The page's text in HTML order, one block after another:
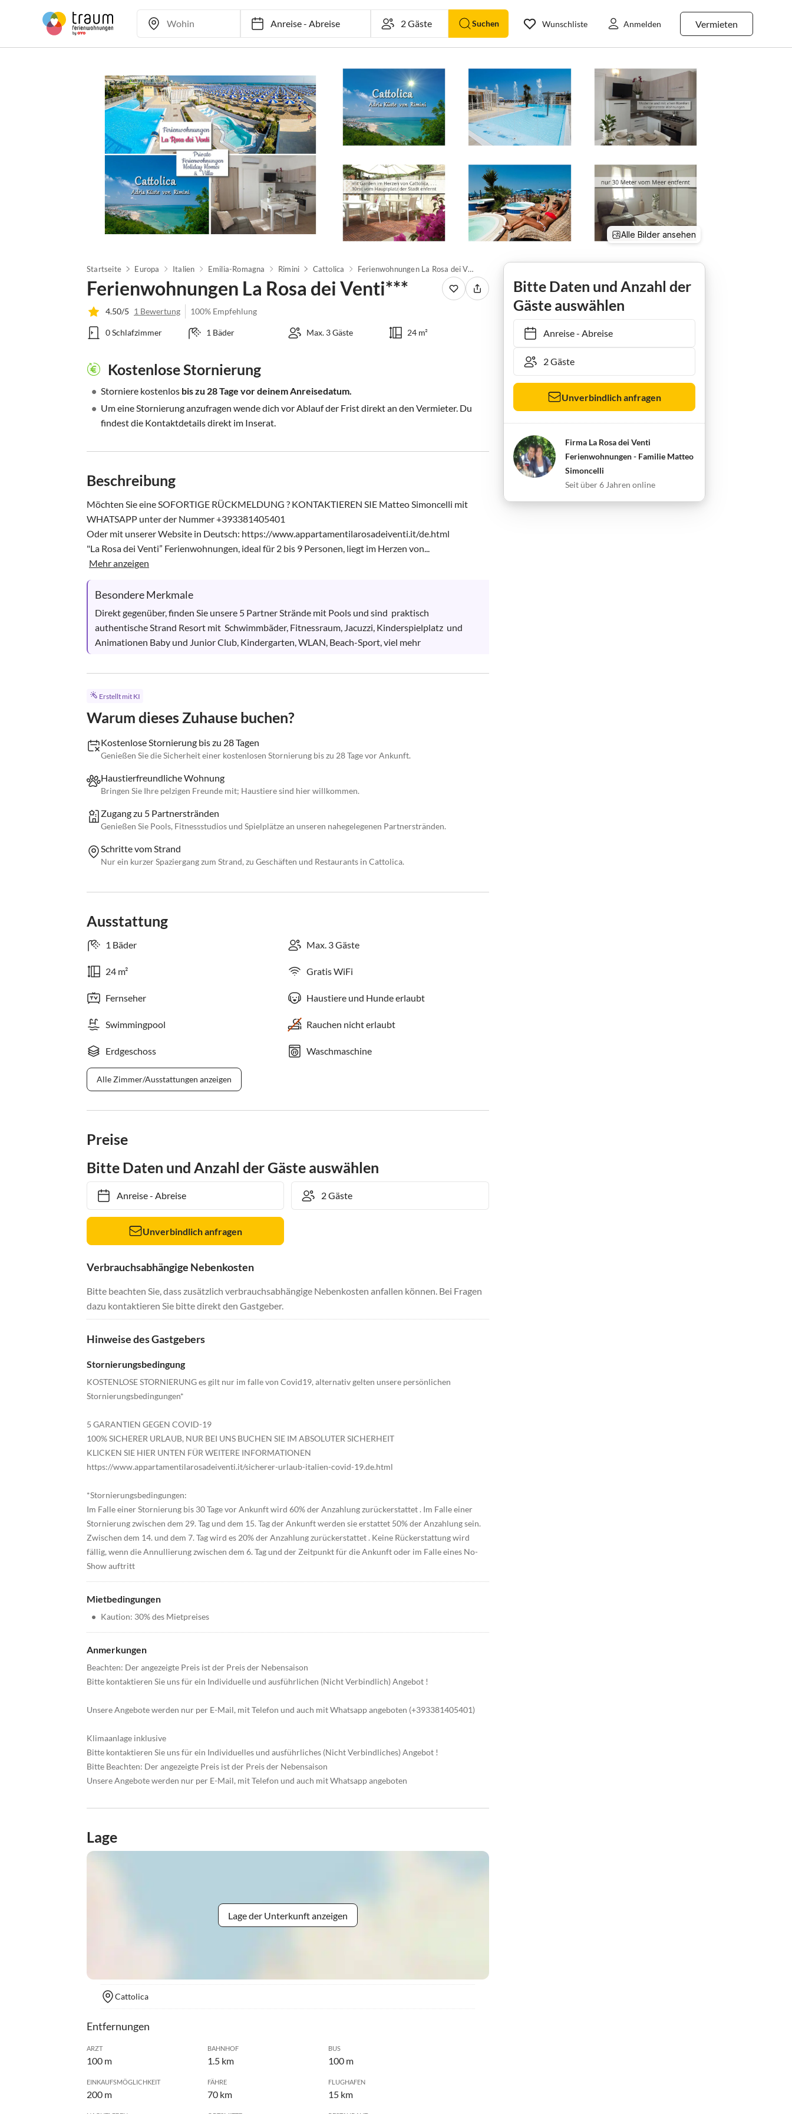
Anreise-Abreise Suchen Vermieten
Wunschliste Anmelden
Alle Bilder ansehen
Startseite Europa Italien Emilia-Romagna Rimini Cattolica Ferienwohnungen La Rosa dei Venti***
Ferienwohnungen La Rosa dei Venti***
4.50/5 1 Bewertung 100% Empfehlung
0 Schlafzimmer 1 Bäder Max. 3 Gäste 24 m²
Kostenlose Stornierung
• Storniere kostenlos bis zu 28 Tage vor deinem Anreisedatum.
• Um eine Stornierung anzufragen wende dich vor Ablauf der Frist direkt an den Vermieter. Du
findest die Kontaktdetails direkt im Inserat.
Beschreibung
Möchten Sie eine SOFORTIGE RÜCKMELDUNG ? KONTAKTIEREN SIE Matteo Simoncelli mit
WHATSAPP unter der Nummer +393381405401
Oder mit unserer Website in Deutsch: https://www.appartamentilarosadeiventi.it/de.html
"La Rosa dei Venti” Ferienwohnungen, ideal für 2 bis 9 Personen, liegt im Herzen von...
Mehr anzeigen
Besondere Merkmale
Direkt gegenüber, finden Sie unsere 5 Partner Strände mit Pools und sind  praktisch
authentische Strand Resort mit  Schwimmbäder, Fitnessraum, Jacuzzi, Kinderspielplatz  und
Animationen Baby und Junior Club, Kindergarten, WLAN, Beach-Sport, viel mehr
Erstellt mit KI
Warum dieses Zuhause buchen?
Kostenlose Stornierung bis zu 28 Tagen
Genießen Sie die Sicherheit einer kostenlosen Stornierung bis zu 28 Tage vor Ankunft.
Haustierfreundliche Wohnung
Bringen Sie Ihre pelzigen Freunde mit; Haustiere sind hier willkommen.
Zugang zu 5 Partnerstränden
Genießen Sie Pools, Fitnessstudios und Spielplätze an unseren nahegelegenen Partnerstränden.
Schritte vom Strand
Nur ein kurzer Spaziergang zum Strand, zu Geschäften und Restaurants in Cattolica.
Ausstattung
1 Bäder Max. 3 Gäste
24 m² Gratis WiFi
Fernseher Haustiere und Hunde erlaubt
Swimmingpool Rauchen nicht erlaubt
Erdgeschoss Waschmaschine
Alle Zimmer/Ausstattungen anzeigen
Preise
Bitte Daten und Anzahl der Gäste auswählen
Anreise- Abreise
Unverbindlich anfragen
Verbrauchsabhängige Nebenkosten
Bitte beachten Sie, dass zusätzlich verbrauchsabhängige Nebenkosten anfallen können. Bei Fragen
dazu kontaktieren Sie bitte direkt den Gastgeber.
Hinweise des Gastgebers
Stornierungsbedingung
KOSTENLOSE STORNIERUNG es gilt nur im falle von Covid19, alternativ gelten unsere persönlichen
Stornierungsbedingungen*
5 GARANTIEN GEGEN COVID-19
100% SICHERER URLAUB, NUR BEI UNS BUCHEN SIE IM ABSOLUTER SICHERHEIT
KLICKEN SIE HIER UNTEN FÜR WEITERE INFORMATIONEN
https://www.appartamentilarosadeiventi.it/sicherer-urlaub-italien-covid-19.de.html
*Stornierungsbedingungen:
Im Falle einer Stornierung bis 30 Tage vor Ankunft wird 60% der Anzahlung zurückerstattet . Im Falle einer
Stornierung zwischen dem 29. Tag und dem 15. Tag der Ankunft werden sie erstattet 50% der Anzahlung sein.
Zwischen dem 14. und dem 7. Tag wird es 20% der Anzahlung zurückerstattet . Keine Rückerstattung wird
fällig, wenn die Annullierung zwischen dem 6. Tag und der Zeitpunkt für die Ankunft oder im Falle eines No-
Show auftritt
Mietbedingungen
• Kaution: 30% des Mietpreises
Anmerkungen
Beachten: Der angezeigte Preis ist der Preis der Nebensaison
Bitte kontaktieren Sie uns für ein Individuelle und ausführlichen (Nicht Verbindlich) Angebot !
Unsere Angebote werden nur per E-Mail, mit Telefon und auch mit Whatsapp angeboten (+393381405401)
Klimaanlage inklusive
Bitte kontaktieren Sie uns für ein Individuelles und ausführliches (Nicht Verbindliches) Angebot !
Bitte Beachten: Der angezeigte Preis ist der Preis der Nebensaison
Unsere Angebote werden nur per E-Mail, mit Telefon und auch mit Whatsapp angeboten
Lage
Lage der Unterkunft anzeigen
Cattolica
Entfernungen
ARZT
100 m
BAHNHOF
1.5 km
BUS
100 m
EINKAUFSMÖGLICHKEIT
200 m
FÄHRE
70 km
FLUGHAFEN
15 km
Bitte Daten und Anzahl der
Gäste auswählen
Anreise- Abreise
Unverbindlich anfragen
Firma La Rosa dei Venti
Ferienwohnungen - Familie Matteo
Simoncelli
Seit über 6 Jahren online